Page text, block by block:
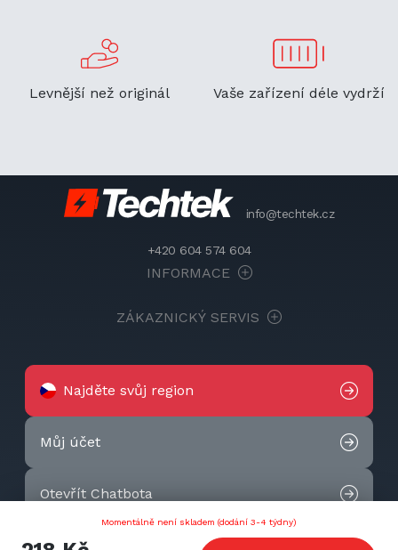
Momentálně není skladem (dodání 3-4 týdny)
Levnější než originál Vaše zařízení déle vydrží
info@techtek.cz
+420 604 574 604
INFORMACE
ZÁKAZNICKÝ SERVIS
Najděte svůj region
Můj účet
Otevřít Chatbota
Kontaktujte nás